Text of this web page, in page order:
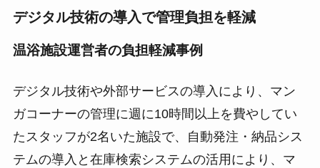
デジタル技術の導入で管理負担を軽減
温浴施設運営者の負担軽減事例
デジタル技術や外部サービスの導入により、マン
ガコーナーの管理に週に10時間以上を費やしてい
たスタッフが2名いた施設で、自動発注・納品シス
テムの導入と在庫検索システムの活用により、マ